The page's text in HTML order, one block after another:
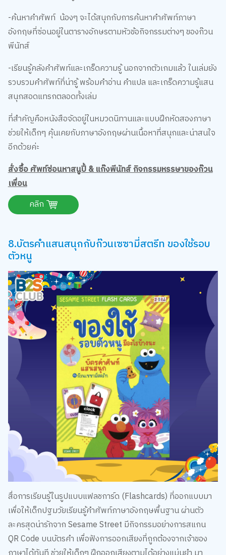
-ค้นหาคำศัพท์ น้องๆ จะได้สนุกกับการค้นหาคำศัพท์ภาษา
อังกฤษที่ซ่อนอยู่ในตารางอักษรตามหัวข้อกิจกรรมต่างๆ ของก๊วน
พีนัทส์
-เรียนรู้คลังคำศัพท์และเกร็ดความรู้ นอกจากตัวเกมแล้ว ในเล่มยัง
รวบรวมคำศัพท์ที่น่ารู้ พร้อมคำอ่าน คำแปล และเกร็ดความรู้แสน
สนุกสอดแทรกตลอดทั้งเล่ม
ที่สำคัญคือหนังสือจัดอยู่ในหมวดนิทานและแบบฝึกหัดสองภาษา
ช่วยให้เด็กๆ คุ้นเคยกับภาษาอังกฤษผ่านเนื้อหาที่สนุกและน่าสนใจ
อีกด้วยค่ะ
สั่งซื้อ ศัพท์ซ่อนหาสนูปี้ & แก๊งพีนัทส์ กิจกรรมหรรษาของก๊วน
เพื่อน
คลิก
8.บัตรคําแสนสนุกกับก๊วนเซซามี่สตรีท ของใช้รอบ
ตัวหนู
สื่อการเรียนรู้ในรูปแบบแฟลชการ์ด (Flashcards) ที่ออกแบบมา
เพื่อให้เด็กปฐมวัยเรียนรู้คำศัพท์ภาษาอังกฤษพื้นฐาน ผ่านตัว
ละครสุดน่ารักจาก Sesame Street มีกิจกรรมอย่างการสแกน
QR Code บนบัตรคำ เพื่อฟังการออกเสียงที่ถูกต้องจากเจ้าของ